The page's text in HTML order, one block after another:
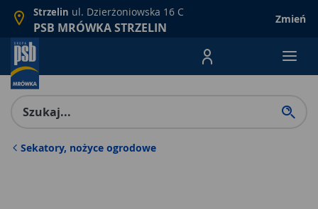
Strzelin ul. Dzierżoniowska 16 C
PSB MRÓWKA STRZELIN
Zmień
Menu Produktów,
Sekatory, nożyce ogrodowe